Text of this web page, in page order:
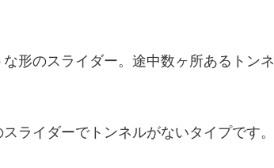
形のスライダー。途中数ヶ所あるトンネ
ライダーでトンネルがないタイプです。